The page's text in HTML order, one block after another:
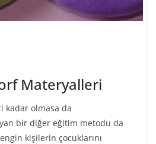
Materyalleri
kadar olmasa da
bir diğer eğitim metodu da
kişilerin çocuklarını